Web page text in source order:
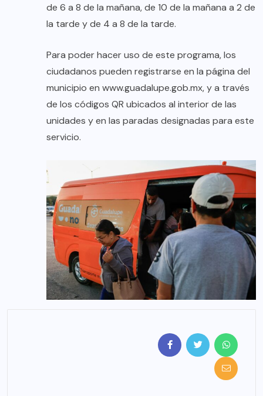
de 6 a 8 de la mañana, de 10 de la mañana a 2 de
la tarde y de 4 a 8 de la tarde.
Para poder hacer uso de este programa, los
ciudadanos pueden registrarse en la página del
municipio en www.guadalupe.gob.mx, y a través
de los códigos QR ubicados al interior de las
unidades y en las paradas designadas para este
servicio.